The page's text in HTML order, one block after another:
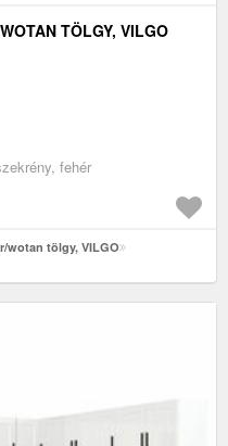
TÖLGY, VILGO
fehér
wotan tölgy, VILGO